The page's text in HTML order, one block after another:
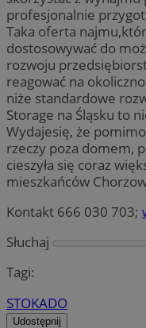
profesjonalnie
Taka oferta
dostosowywać do
rozwoju
reagować na
niże standardowe
Storage na Śląsku to
Wydajesię, że
rzeczy poza domem,
cieszyła się coraz
mieszkańców
Kontakt 666 030 703;
Słuchaj
Tagi:
STOKADO
Udostępnij